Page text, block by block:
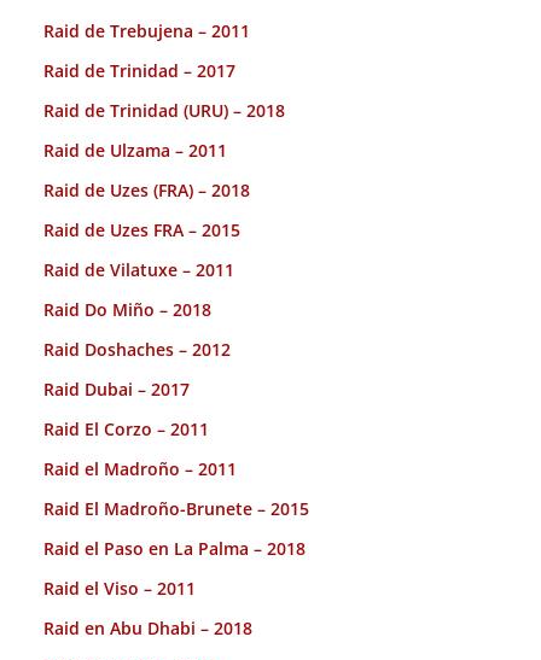
Raid de Trebujena – 2011
Raid de Trinidad – 2017
Raid de Trinidad (URU) – 2018
Raid de Ulzama – 2011
Raid de Uzes (FRA) – 2018
Raid de Uzes FRA – 2015
Raid de Vilatuxe – 2011
Raid Do Miño – 2018
Raid Doshaches – 2012
Raid Dubai – 2017
Raid El Corzo – 2011
Raid el Madroño – 2011
Raid El Madroño-Brunete – 2015
Raid el Paso en La Palma – 2018
Raid el Viso – 2011
Raid en Abu Dhabi – 2018